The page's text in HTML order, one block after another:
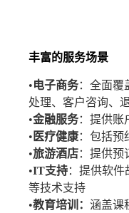
丰富的服务场景
•电子商务：全面覆
处理、客户咨询、
•金融服务：提供账
• 医疗健康：包括预
•旅游酒店：提供预
•IT支持：提供软
等技术支持
•教育培训：涵盖课